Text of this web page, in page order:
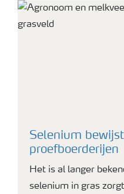
Selenium
proefboerderijen
Het is al langer
selenium in gras